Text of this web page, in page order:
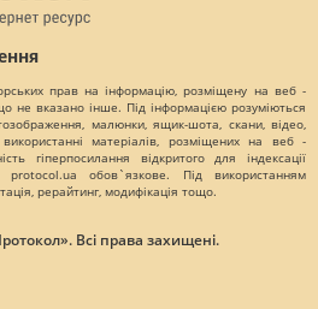
прав на інформацію, розміщену на веб -
не вказано інше. Під інформацією розуміються
малюнки, ящик-шота, скани, відео,
матеріалів, розміщених на веб -
гіперпосилання відкритого для індексації
обов`язкове. Під використанням
рерайтинг, модифікація тощо.
Всі права захищені.